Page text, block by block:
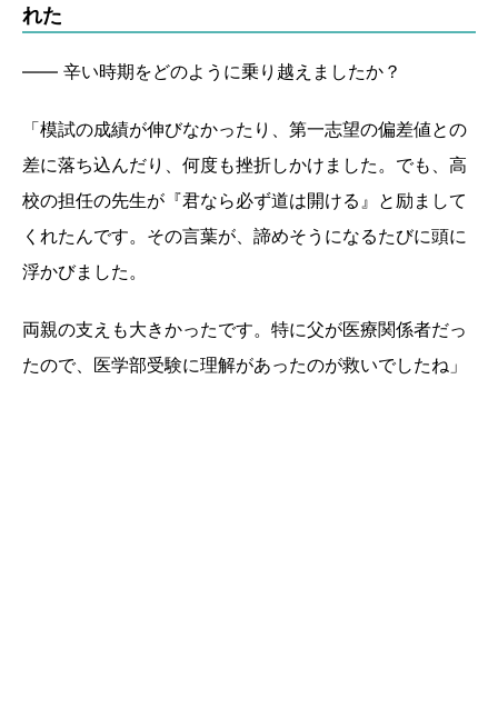
れた
―― 辛い時期をどのように乗り越えましたか？
「模試の成績が伸びなかったり、第一志望の偏差値との
差に落ち込んだり、何度も挫折しかけました。でも、高
校の担任の先生が『君なら必ず道は開ける』と励まして
くれたんです。その言葉が、諦めそうになるたびに頭に
浮かびました。
両親の支えも大きかったです。特に父が医療関係者だっ
たので、医学部受験に理解があったのが救いでしたね」